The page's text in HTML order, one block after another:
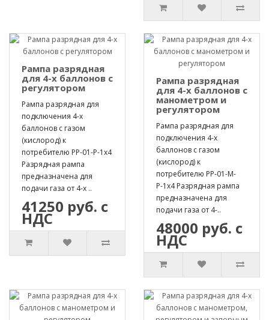
Рампа разрядная
для 4-х баллонов с
регулятором
Рампа разрядная для
подключения 4-х
баллонов с газом
(кислород) к
потребителю РР-01-Р-1х4
Разрядная рампа
предназначена для
подачи газа от 4-х ..
41250 руб. с
НДС
Рампа разрядная
для 4-х баллонов с
манометром и
регулятором
Рампа разрядная для
подключения 4-х
баллонов с газом
(кислород) к
потребителю РР-01-М-
Р-1х4 Разрядная рампа
предназначена для
подачи газа от 4-..
48000 руб. с
НДС